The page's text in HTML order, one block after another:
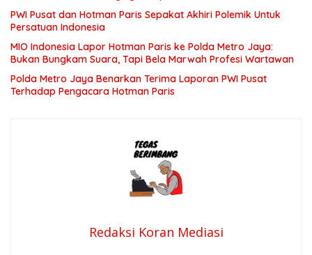
PWI Pusat dan Hotman Paris Sepakat Akhiri Polemik Untuk
Persatuan Indonesia
MIO Indonesia Lapor Hotman Paris ke Polda Metro Jaya:
Bukan Bungkam Suara, Tapi Bela Marwah Profesi Wartawan
Polda Metro Jaya Benarkan Terima Laporan PWI Pusat
Terhadap Pengacara Hotman Paris
Redaksi Koran Mediasi